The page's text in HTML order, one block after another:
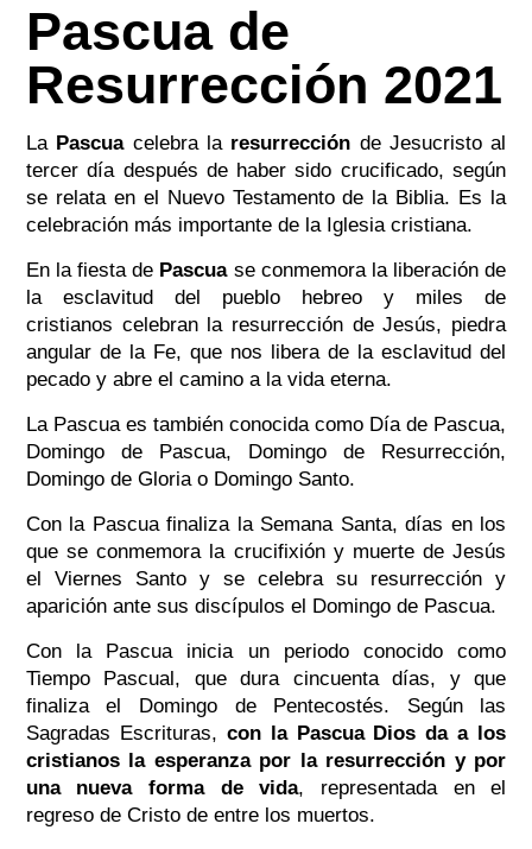
Pascua de
Resurrección 2021
La Pascuacelebra la resurrección de Jesucristo al
tercer día después de haber sido crucificado, según
se relata en el Nuevo Testamento de la Biblia. Es la
celebración más importante de la Iglesia cristiana.
En la fiesta de Pascua se conmemora la liberación de
la esclavitud del pueblo hebreo y miles de
cristianos celebran la resurrección de Jesús, piedra
angular de la Fe, que nos libera de la esclavitud del
pecado y abre el camino a la vida eterna.
La Pascua es también conocida como Día de Pascua,
Domingo de Pascua, Domingo de Resurrección,
Domingo de Gloria o Domingo Santo.
Con la Pascua finaliza la Semana Santa, días en los
que se conmemora la crucifixión y muerte de Jesús
el Viernes Santo y se celebra su resurrección y
aparición ante sus discípulos el Domingo de Pascua.
Con la Pascua inicia un periodo conocido como
Tiempo Pascual, que dura cincuenta días, y que
finaliza el Domingo de Pentecostés. Según las
Sagradas Escrituras, con la Pascua Dios da a los
cristianos la esperanza por la resurrección y por
una nueva forma de vida, representada en el
regreso de Cristo de entre los muertos.